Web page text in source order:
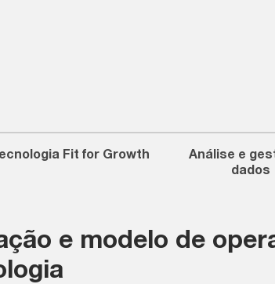
Fit for Growth
Análise e
dados
e modelo de